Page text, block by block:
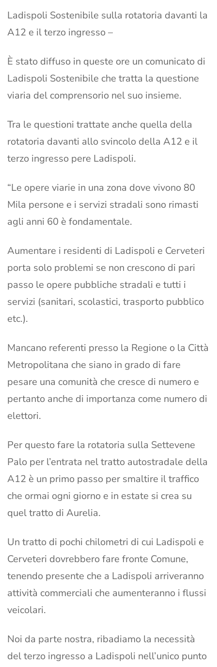
Ladispoli Sostenibile sulla rotatoria davanti la
A12 e il terzo ingresso –
È stato diffuso in queste ore un comunicato di
Ladispoli Sostenibile che tratta la questione
viaria del comprensorio nel suo insieme.
Tra le questioni trattate anche quella della
rotatoria davanti allo svincolo della A12 e il
terzo ingresso pere Ladispoli.
“Le opere viarie in una zona dove vivono 80
Mila persone e i servizi stradali sono rimasti
agli anni 60 è fondamentale.
Aumentare i residenti di Ladispoli e Cerveteri
porta solo problemi se non crescono di pari
passo le opere pubbliche stradali e tutti i
servizi (sanitari, scolastici, trasporto pubblico
etc.).
Mancano referenti presso la Regione o la Città
Metropolitana che siano in grado di fare
pesare una comunità che cresce di numero e
pertanto anche di importanza come numero di
elettori.
Per questo fare la rotatoria sulla Settevene
Palo per l’entrata nel tratto autostradale della
A12 è un primo passo per smaltire il traffico
che ormai ogni giorno e in estate si crea su
quel tratto di Aurelia.
Un tratto di pochi chilometri di cui Ladispoli e
Cerveteri dovrebbero fare fronte Comune,
tenendo presente che a Ladispoli arriveranno
attività commerciali che aumenteranno i flussi
veicolari.
Noi da parte nostra, ribadiamo la necessità
del terzo ingresso a Ladispoli nell’unico punto